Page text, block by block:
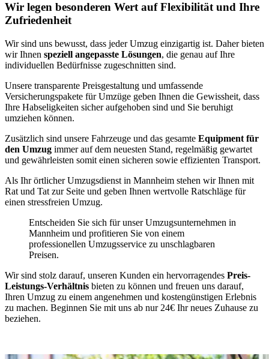
Wir legen besonderen Wert auf Flexibilität und Ihre
Zufriedenheit
Wir sind uns bewusst, dass jeder Umzug einzigartig ist. Daher bieten
wir Ihnen speziell angepasste Lösungen, die genau auf Ihre
individuellen Bedürfnisse zugeschnitten sind.
Unsere transparente Preisgestaltung und umfassende
Versicherungspakete für Umzüge geben Ihnen die Gewissheit, dass
Ihre Habseligkeiten sicher aufgehoben sind und Sie beruhigt
umziehen können.
Zusätzlich sind unsere Fahrzeuge und das gesamte Equipment für
den Umzug immer auf dem neuesten Stand, regelmäßig gewartet
und gewährleisten somit einen sicheren sowie effizienten Transport.
Als Ihr örtlicher Umzugsdienst in Mannheim stehen wir Ihnen mit
Rat und Tat zur Seite und geben Ihnen wertvolle Ratschläge für
einen stressfreien Umzug.
Entscheiden Sie sich für unser Umzugsunternehmen in
Mannheim und profitieren Sie von einem
professionellen Umzugsservice zu unschlagbaren
Preisen.
Wir sind stolz darauf, unseren Kunden ein hervorragendes Preis-
Leistungs-Verhältnis bieten zu können und freuen uns darauf,
Ihren Umzug zu einem angenehmen und kostengünstigen Erlebnis
zu machen. Beginnen Sie mit uns ab nur 24€ Ihr neues Zuhause zu
beziehen.